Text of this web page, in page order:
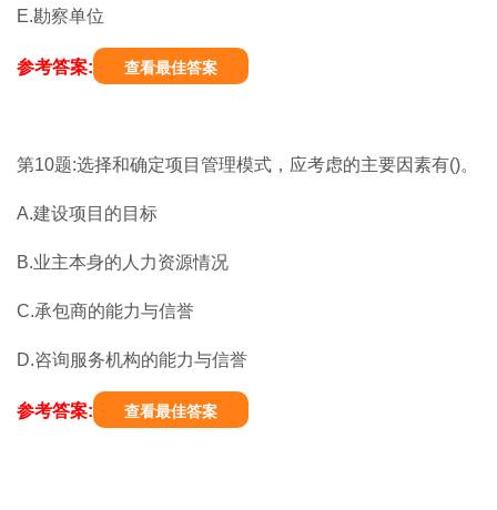
E.勘察单位
参考答案: 查看最佳答案
第10题:选择和确定项目管理模式，应考虑的主要因素有()。
A.建设项目的目标
B.业主本身的人力资源情况
C.承包商的能力与信誉
D.咨询服务机构的能力与信誉
参考答案: 查看最佳答案